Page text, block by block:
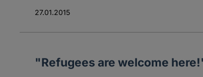
27.01.2015
"Refugees are welcome